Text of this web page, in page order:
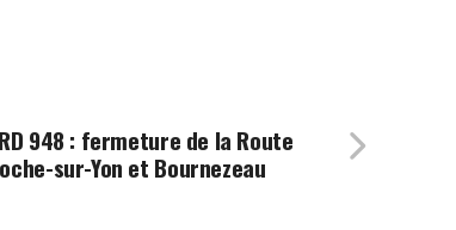
948 : fermeture de la Route
sur-Yon et Bournezeau